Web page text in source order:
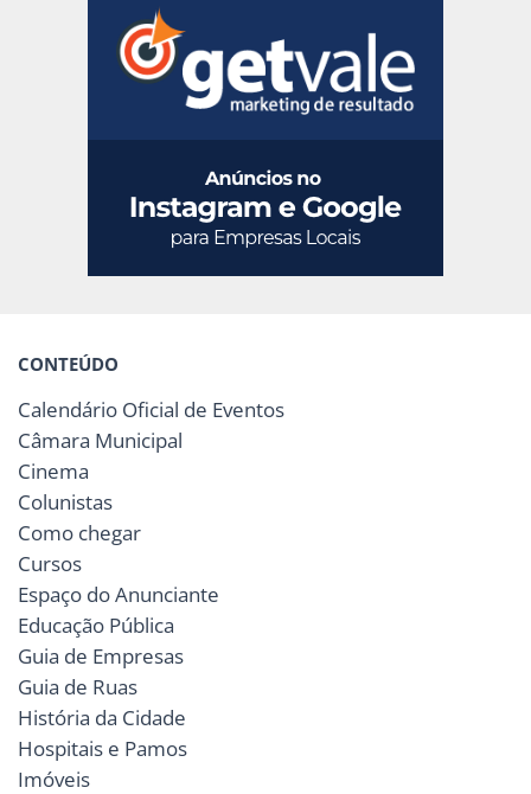
CONTEÚDO
Calendário Oficial de Eventos
Câmara Municipal
Cinema
Colunistas
Como chegar
Cursos
Espaço do Anunciante
Educação Pública
Guia de Empresas
Guia de Ruas
História da Cidade
Hospitais e Pamos
Imóveis